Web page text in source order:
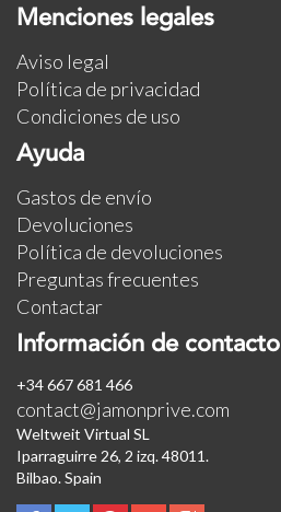
Menciones legales
Aviso legal
Política de privacidad
Condiciones de uso
Ayuda
Gastos de envío
Devoluciones
Política de devoluciones
Preguntas frecuentes
Contactar
Información de contacto
+34 667 681 466
contact@jamonprive.com
Weltweit Virtual SL
Iparraguirre 26, 2 izq. 48011.
Bilbao. Spain